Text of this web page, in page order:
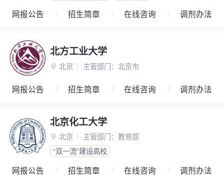
网报公告 招生简章 在线咨询 调剂办法
北方工业大学
 北京 主管部门： 北京市
网报公告 招生简章 在线咨询 调剂办法
北京化工大学
 北京 主管部门： 教育部
“双一流”建设高校
网报公告 招生简章 在线咨询 调剂办法